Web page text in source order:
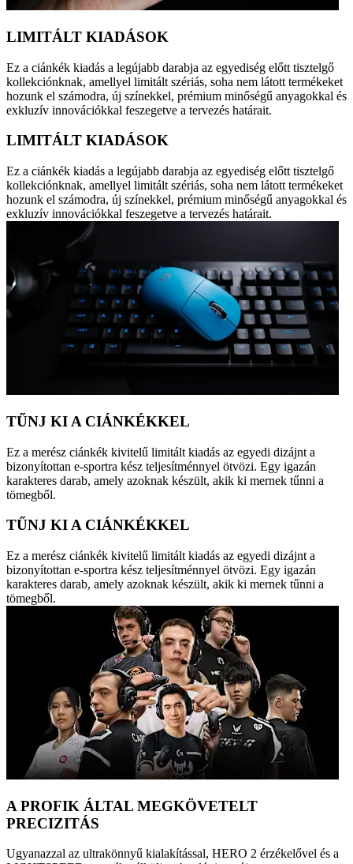
LIMITÁLT KIADÁSOK
Ez a ciánkék kiadás a legújabb darabja az egyediség előtt tisztelgő
kollekciónknak, amellyel limitált szériás, soha nem látott termékeket
hozunk el számodra, új színekkel, prémium minőségű anyagokkal és
exkluzív innovációkkal feszegetve a tervezés határait.
LIMITÁLT KIADÁSOK
Ez a ciánkék kiadás a legújabb darabja az egyediség előtt tisztelgő
kollekciónknak, amellyel limitált szériás, soha nem látott termékeket
hozunk el számodra, új színekkel, prémium minőségű anyagokkal és
exkluzív innovációkkal feszegetve a tervezés határait.
TŰNJ KI A CIÁNKÉKKEL
Ez a merész ciánkék kivitelű limitált kiadás az egyedi dizájnt a
bizonyítottan e-sportra kész teljesítménnyel ötvözi. Egy igazán
karakteres darab, amely azoknak készült, akik ki mernek tűnni a
tömegből.
TŰNJ KI A CIÁNKÉKKEL
Ez a merész ciánkék kivitelű limitált kiadás az egyedi dizájnt a
bizonyítottan e-sportra kész teljesítménnyel ötvözi. Egy igazán
karakteres darab, amely azoknak készült, akik ki mernek tűnni a
tömegből.
A PROFIK ÁLTAL MEGKÖVETELT
PRECIZITÁS
Ugyanazzal az ultrakönnyű kialakítással, HERO 2 érzékelővel és a